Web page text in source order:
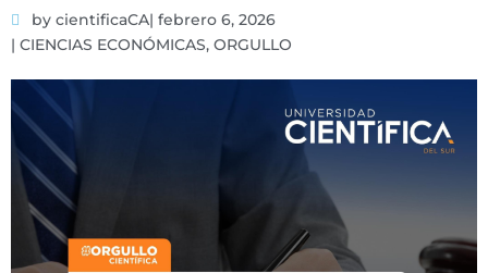
by cientificaCA| febrero 6, 2026
| CIENCIAS ECONÓMICAS, ORGULLO